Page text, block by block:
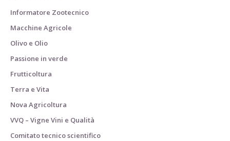
Informatore Zootecnico
Macchine Agricole
Olivo e Olio
Passione in verde
Frutticoltura
Terra e Vita
Nova Agricoltura
VVQ – Vigne Vini e Qualità
Comitato tecnico scientifico